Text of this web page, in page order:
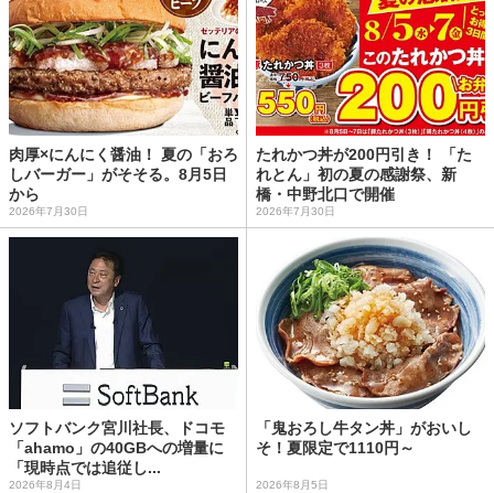
肉厚×にんにく醤油！ 夏の「おろ
しバーガー」がそそる。8月5日
から
2026年7月30日
たれかつ丼が200円引き！ 「た
れとん」初の夏の感謝祭、新
橋・中野北口で開催
2026年7月30日
ソフトバンク宮川社長、ドコモ
「ahamo」の40GBへの増量に
「現時点では追従し...
2026年8月4日
「鬼おろし牛タン丼」がおいし
そ！夏限定で1110円～
2026年8月5日